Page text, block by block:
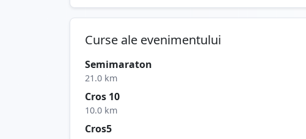
Curse ale evenimentului
Semimaraton
21.0 km
Cros 10
10.0 km
Cros5